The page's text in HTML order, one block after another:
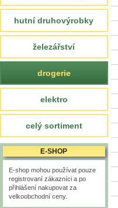
hutní druhovýrobky
železářství
drogerie
elektro
celý sortiment
E-SHOP
E-shop mohou používat pouze
registrovaní zákazníci a po
přihlášení nakupovat za
velkoobchodní ceny.